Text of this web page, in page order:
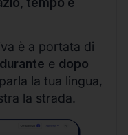
è a portata di
durante e dopo
la tua lingua,
la strada.